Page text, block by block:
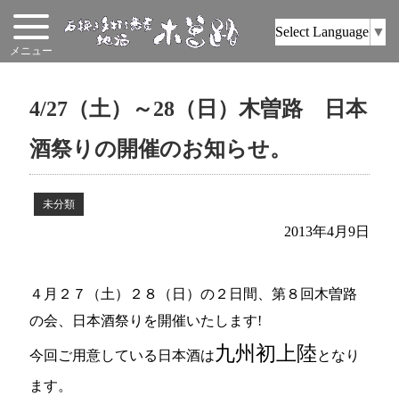
Select Language ▼
4/27（土）～28（日）木曽路 日本
酒祭りの開催のお知らせ。
未分類
2013年4月9日
４月２７（土）２８（日）の２日間、第８回木曽路
の会、日本酒祭りを開催いたします!
今回ご用意している日本酒は九州初上陸となり
ます。